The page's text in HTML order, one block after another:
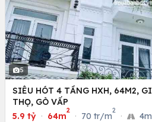
5
SIÊU HÓT 4 TẦNG HXH, 64M2, GIÁ CHỈ : 5.9 TỶ, LÊ ĐÚC
THỌ, GÒ VẤP
5.9 tỷ · 64m
2
· 70 tr/m
2
· 4m